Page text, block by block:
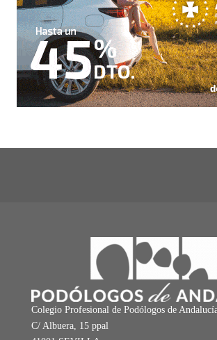
Colegio Profesional de Podólogos de
C/ Albuera, 15 ppal